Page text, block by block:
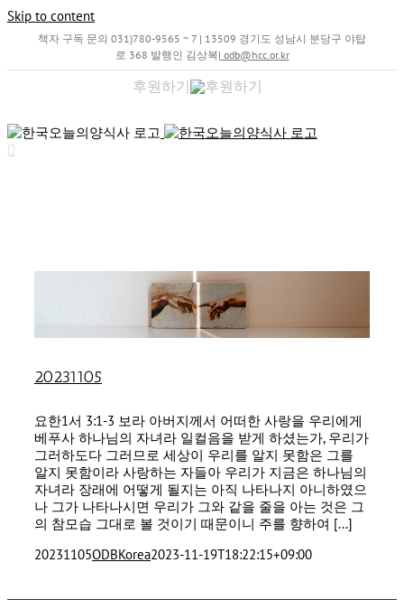
Skip to content
책자 구독 문의 031)780-9565 ~ 7 | 13509 경기도 성남시 분당구 야탑
로 368 발행인 김상복| odb@hcc.or.kr
후원하기
20231105
요한1서 3:1-3 보라 아버지께서 어떠한 사랑을 우리에게
베푸사 하나님의 자녀라 일컬음을 받게 하셨는가, 우리가
그러하도다 그러므로 세상이 우리를 알지 못함은 그를
알지 못함이라 사랑하는 자들아 우리가 지금은 하나님의
자녀라 장래에 어떻게 될지는 아직 나타나지 아니하였으
나 그가 나타나시면 우리가 그와 같을 줄을 아는 것은 그
의 참모습 그대로 볼 것이기 때문이니 주를 향하여 [...]
20231105ODBKorea2023-11-19T18:22:15+09:00